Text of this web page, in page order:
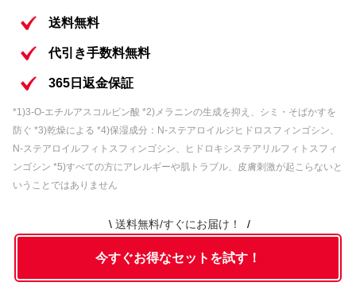
内容③
内容④ 美容液:QuSomeレチノA(5g)
内容⑤
ーム(7g)
送料無料
代引き手数料無料
365日返金保証
*1)3-O-エチルアスコルビン酸 *2)メラニンの生成を抑え、シミ・そばかすを
防ぐ *3)乾燥による *4)保湿成分：N-ステアロイルジヒドロスフィンゴシン、
N-ステアロイルフィトスフィンゴシン、ヒドロキシステアリルフィトスフィ
ンゴシン *5)すべての方にアレルギーや肌トラブル、皮膚刺激が起こらないと
いうことではありません
送料無料/すぐにお届け！
今すぐお得なセットを試す！